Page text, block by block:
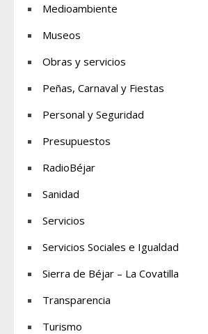
Medioambiente
Museos
Obras y servicios
Peñas, Carnaval y Fiestas
Personal y Seguridad
Presupuestos
RadioBéjar
Sanidad
Servicios
Servicios Sociales e Igualdad
Sierra de Béjar – La Covatilla
Transparencia
Turismo